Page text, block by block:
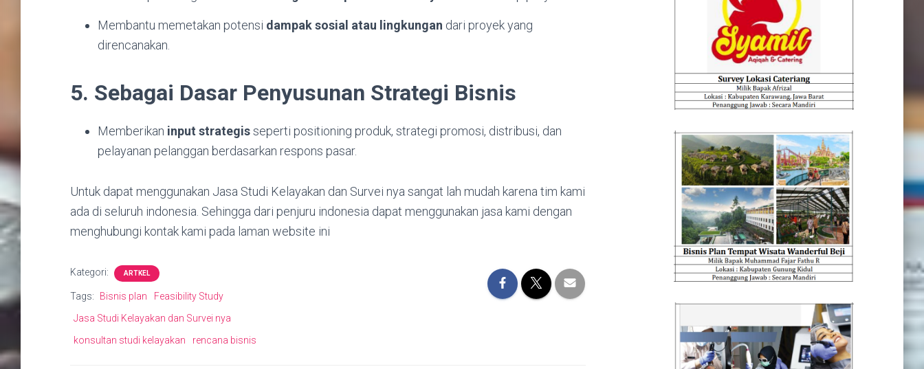
Membantu memetakan potensi dampak sosial atau lingkungan dari proyek yang
direncanakan.
5. Sebagai Dasar Penyusunan Strategi Bisnis
Memberikan input strategisseperti positioning produk, strategi promosi, distribusi, dan
pelayanan pelanggan berdasarkan respons pasar.
Untuk dapat menggunakan Jasa Studi Kelayakan dan Survei nya sangat lah mudah karena tim kami
ada di seluruh indonesia. Sehingga dari penjuru indonesia dapat menggunakan jasa kami dengan
menghubungi kontak kami pada laman website ini
Kategori: ARTKEL
Tags: Bisnis plan
Feasibility Study
Jasa Studi Kelayakan dan Survei nya
konsultan studi kelayakan
rencana bisnis